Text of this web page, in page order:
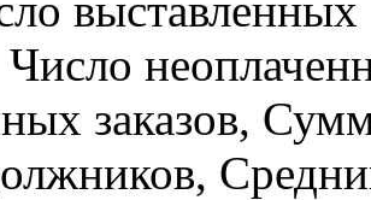
Число
заказов,